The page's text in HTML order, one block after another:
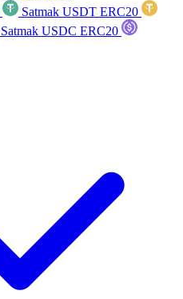
Satmak USDT ERC20
Satmak USDC ERC20